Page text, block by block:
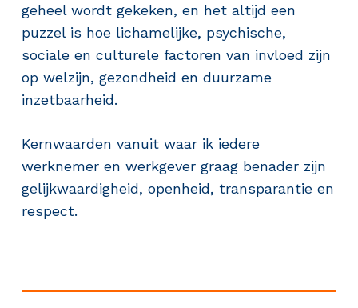
geheel wordt gekeken, en het altijd een
puzzel is hoe lichamelijke, psychische,
sociale en culturele factoren van invloed zijn
op welzijn, gezondheid en duurzame
inzetbaarheid.
Kernwaarden vanuit waar ik iedere
werknemer en werkgever graag benader zijn
gelijkwaardigheid, openheid, transparantie en
respect.